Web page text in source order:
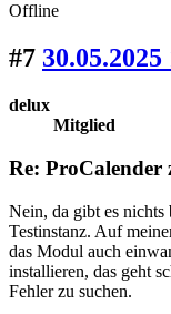
Offline
#7
delux
Mitglied
Re: ProCalender
Nein, da gibt es nichts
Testinstanz. Auf
das Modul auch
installieren, das geht
Fehler zu suchen.